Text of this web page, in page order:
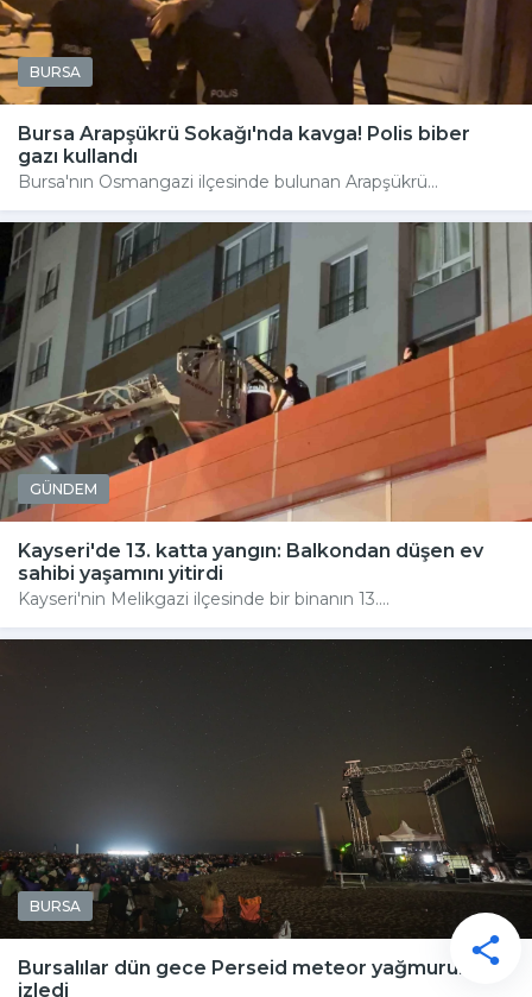
BURSA
Bursa Arapşükrü Sokağı'nda kavga! Polis biber
gazı kullandı
Bursa'nın Osmangazi ilçesinde bulunan Arapşükrü...
GÜNDEM
Kayseri'de 13. katta yangın: Balkondan düşen ev
sahibi yaşamını yitirdi
Kayseri'nin Melikgazi ilçesinde bir binanın 13....
BURSA
Bursalılar dün gece Perseid meteor yağmurunu
izledi